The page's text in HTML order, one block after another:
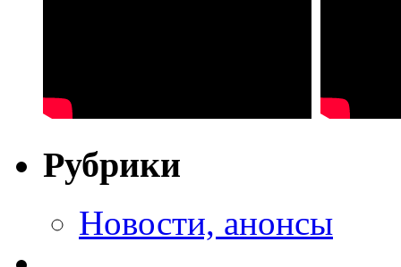
Рубрики
Новости, анонсы